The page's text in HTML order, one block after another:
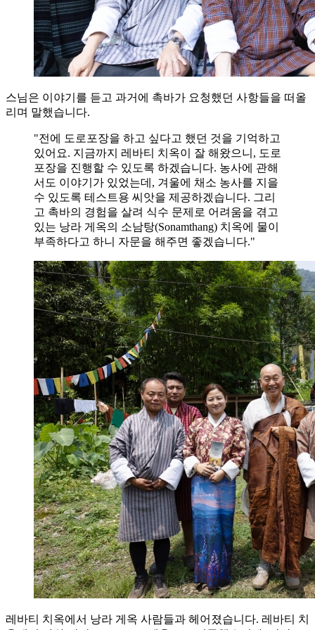
스님은 이야기를 듣고 과거에 촉바가 요청했던 사항들을 떠올
리며 말했습니다.
"전에 도로포장을 하고 싶다고 했던 것을 기억하고
있어요. 지금까지 레바티 치옥이 잘 해왔으니, 도로
포장을 진행할 수 있도록 하겠습니다. 농사에 관해
서도 이야기가 있었는데, 겨울에 채소 농사를 지을
수 있도록 테스트용 씨앗을 제공하겠습니다. 그리
고 촉바의 경험을 살려 식수 문제로 어려움을 겪고
있는 낭라 게옥의 소남탕(Sonamthang) 치옥에 물이
부족하다고 하니 자문을 해주면 좋겠습니다."
레바티 치옥에서 낭라 게옥 사람들과 헤어졌습니다. 레바티 치